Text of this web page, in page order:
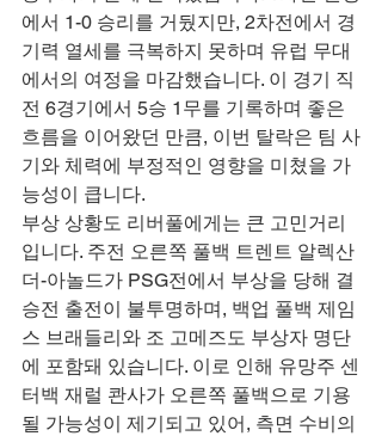
에서 1-0 승리를 거뒀지만, 2차전에서 경
기력 열세를 극복하지 못하며 유럽 무대
에서의 여정을 마감했습니다. 이 경기 직
전 6경기에서 5승 1무를 기록하며 좋은
흐름을 이어왔던 만큼, 이번 탈락은 팀 사
기와 체력에 부정적인 영향을 미쳤을 가
능성이 큽니다.
부상 상황도 리버풀에게는 큰 고민거리
입니다. 주전 오른쪽 풀백 트렌트 알렉산
더-아놀드가 PSG전에서 부상을 당해 결
승전 출전이 불투명하며, 백업 풀백 제임
스 브래들리와 조 고메즈도 부상자 명단
에 포함돼 있습니다. 이로 인해 유망주 센
터백 재럴 콴사가 오른쪽 풀백으로 기용
될 가능성이 제기되고 있어, 측면 수비의